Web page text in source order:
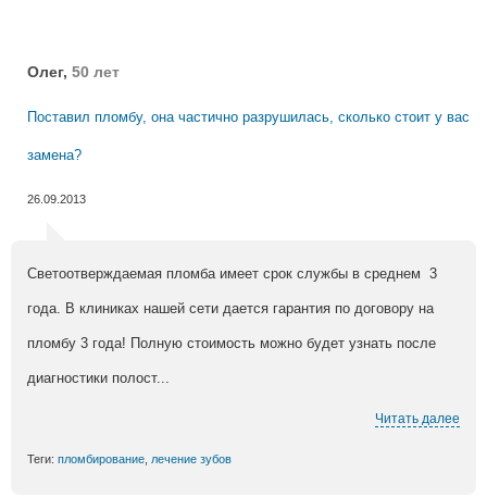
Олег, 50 лет
Поставил пломбу, она частично разрушилась, сколько стоит у вас
замена?
26.09.2013
Светоотверждаемая пломба имеет срок службы в среднем 3
года. В клиниках нашей сети дается гарантия по договору на
пломбу 3 года! Полную стоимость можно будет узнать после
диагностики полост...
Читать далее
Теги: пломбирование лечение зубов